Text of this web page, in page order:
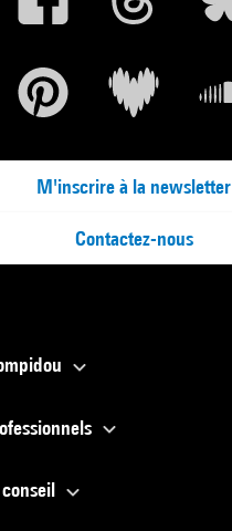
M'inscrire à la newsletter
Contactez-nous